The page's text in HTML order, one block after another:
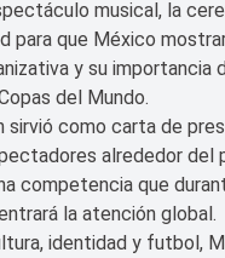
musical, la
para que México
y su importancia
del Mundo.
sirvió como carta de
alrededor del
competencia que
la atención global.
identidad y futbol,